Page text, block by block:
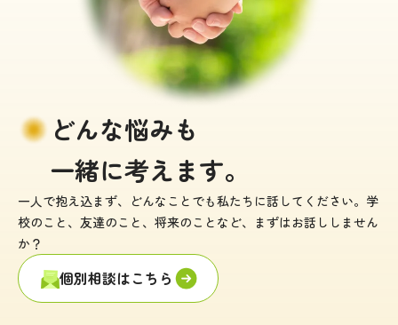
どんな悩みも
一緒に考えます。
一人で抱え込まず、どんなことでも私たちに話してください。 学
校のこと、友達のこと、将来のことなど、まずはお話ししません
か？
個別相談はこちら